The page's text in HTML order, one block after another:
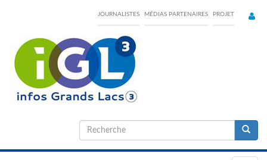
content
JOURNALISTES MÉDIAS PARTENAIRES PROJET
Formulaire
de